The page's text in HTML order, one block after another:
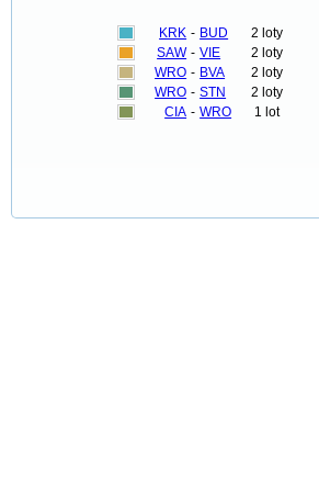
KRK - BUD
2 loty
SAW - VIE
2 loty
WRO - BVA
2 loty
WRO - STN
2 loty
CIA - WRO 1 lot